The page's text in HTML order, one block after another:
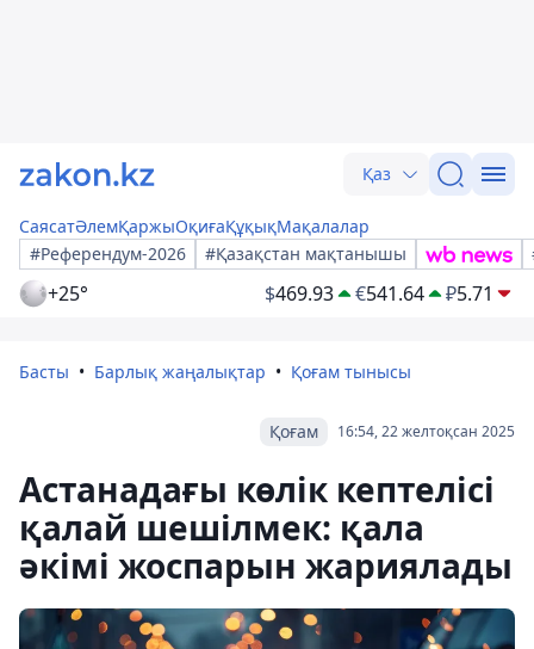
Қаз
СаясатӘлемҚаржыОқиғаҚұқықМақалалар
#Референдум-2026
#Қазақстан мақтанышы
+25° $469.93 €541.64 ₽5.71
Басты Барлық жаңалықтар Қоғам тынысы
16:54, 22 желтоқсан 2025
Қоғам
Астанадағы көлік кептелісі
қалай шешілмек: қала
әкімі жоспарын жариялады